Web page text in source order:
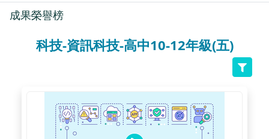
成果榮譽榜
科技-資訊科技-高中10-12年級(五)